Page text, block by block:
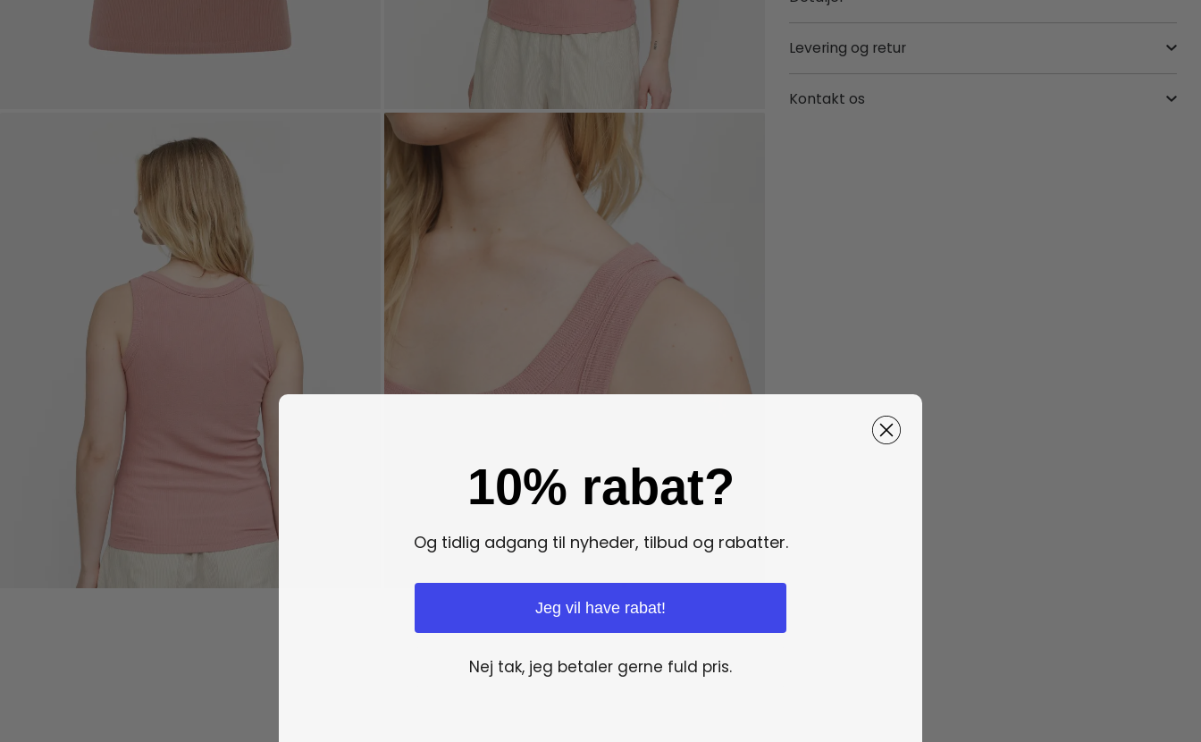
Levering og retur
Kontakt os
10% rabat?
Og tidlig adgang til nyheder, tilbud og rabatter.
Jeg vil have rabat!
Nej tak, jeg betaler gerne fuld pris.